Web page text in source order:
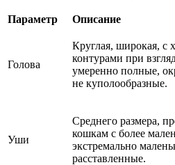
Параметр Описание
Голова
Круглая, широкая, с
контурами при
умеренно полные,
не куполообразные.
Уши
Среднего размера,
кошкам с более
экстремально
расставленные.